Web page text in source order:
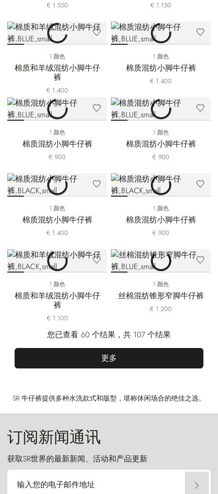
€ 1.550 € 1.150
1 颜色
棉质和羊绒混纺小脚牛仔
裤
€ 1.400
1 颜色
棉质混纺小脚牛仔裤
€ 1.400
1 颜色
棉质混纺小脚牛仔裤
€ 900
1 颜色
棉质混纺小脚牛仔裤
€ 900
1 颜色
棉质混纺小脚牛仔裤
€ 1.400
1 颜色
棉质混纺小脚牛仔裤
€ 900
1 颜色
棉质和羊绒混纺小脚牛仔
裤
€ 1.100
1 颜色
丝棉混纺锥形窄脚牛仔裤
€ 1.200
您已查看 60 个结果，共 107 个结果
更多
SR 牛仔裤提供多种水洗款式和版型，堪称休闲场合的绝佳之选。
订阅新闻通讯
获取SR世界的最新新闻、活动和产品更新
输入您的电子邮件地址